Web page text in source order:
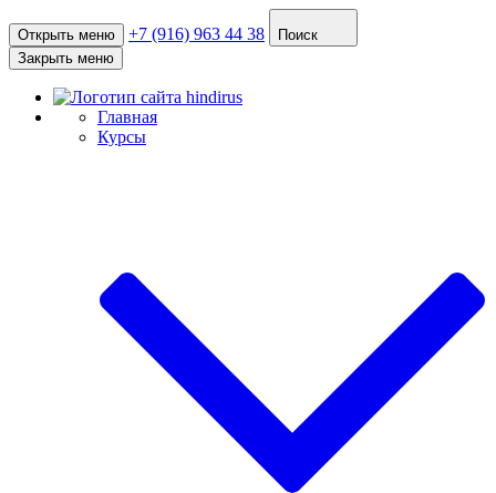
Открыть меню +7 (916) 963 44 38
Поиск
Закрыть меню
Главная
Курсы